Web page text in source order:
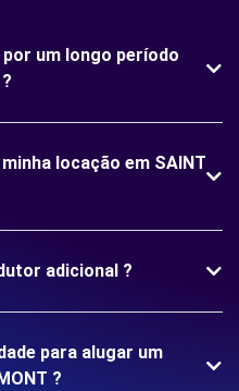
um longo período
locação em SAINT
adicional ?
para alugar um
?